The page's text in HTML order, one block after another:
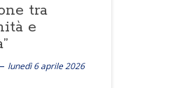
tra
e
lunedì 6 aprile 2026